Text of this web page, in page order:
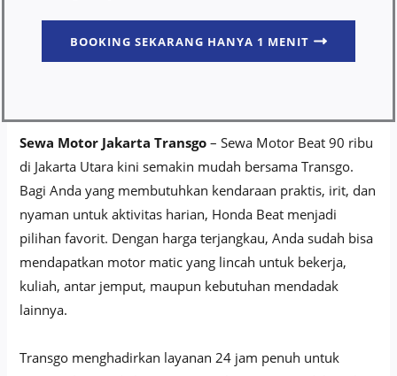
BOOKING SEKARANG HANYA 1 MENIT
Sewa Motor Jakarta Transgo – Sewa Motor Beat 90 ribu
di Jakarta Utara kini semakin mudah bersama Transgo.
Bagi Anda yang membutuhkan kendaraan praktis, irit, dan
nyaman untuk aktivitas harian, Honda Beat menjadi
pilihan favorit. Dengan harga terjangkau, Anda sudah bisa
mendapatkan motor matic yang lincah untuk bekerja,
kuliah, antar jemput, maupun kebutuhan mendadak
lainnya.
Transgo menghadirkan layanan 24 jam penuh untuk